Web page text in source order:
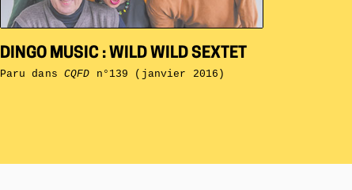
DINGO MUSIC : WILD WILD SEXTET
Paru dans CQFD n°139 (janvier 2016)